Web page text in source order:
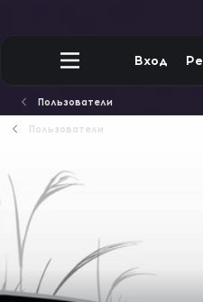
Вход
Пользователи
Пользователи